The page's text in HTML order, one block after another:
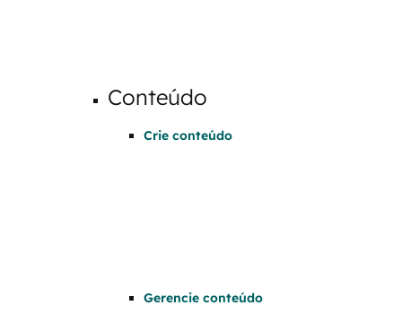
Conteúdo
Crie conteúdo
Gerencie conteúdo